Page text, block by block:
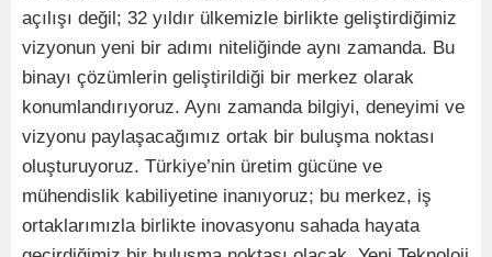
açılışı değil; 32 yıldır ülkemizle birlikte geliştirdiğimiz
vizyonun yeni bir adımı niteliğinde aynı zamanda. Bu
binayı çözümlerin geliştirildiği bir merkez olarak
konumlandırıyoruz. Aynı zamanda bilgiyi, deneyimi ve
vizyonu paylaşacağımız ortak bir buluşma noktası
oluşturuyoruz. Türkiye’nin üretim gücüne ve
mühendislik kabiliyetine inanıyoruz; bu merkez, iş
ortaklarımızla birlikte inovasyonu sahada hayata